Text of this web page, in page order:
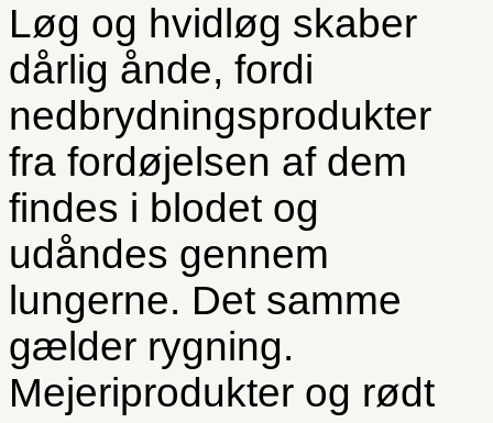
Løg og hvidløg skaber
dårlig ånde, fordi
nedbrydningsprodukter
fra fordøjelsen af dem
findes i blodet og
udåndes gennem
lungerne. Det samme
gælder rygning.
Mejeriprodukter og rødt